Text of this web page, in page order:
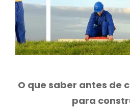
O que saber antes de
para